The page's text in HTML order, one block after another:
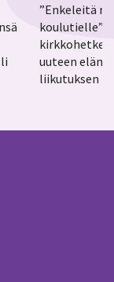
”Enkeleitä
koulutielle”–
uuteen
liikutuksen